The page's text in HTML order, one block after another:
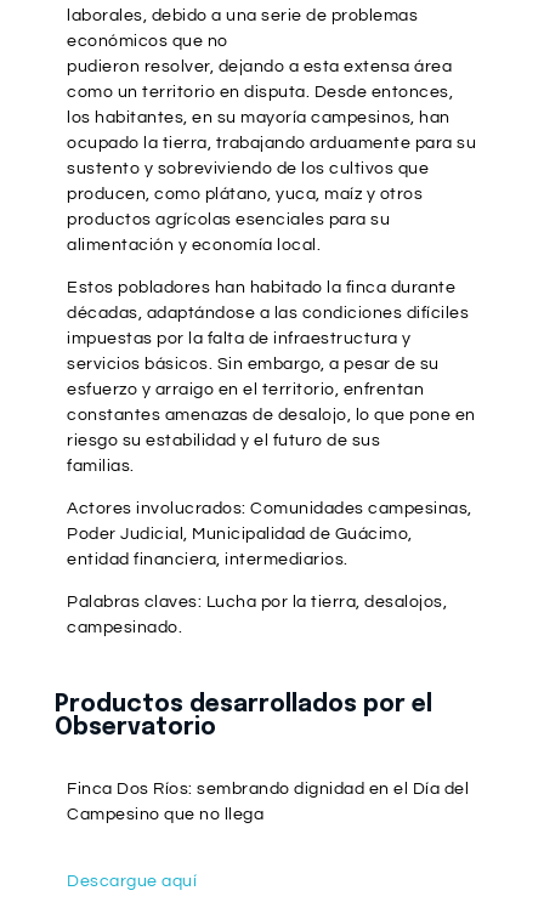
laborales, debido a una serie de problemas
económicos que no
pudieron resolver, dejando a esta extensa área
como un territorio en disputa. Desde entonces,
los habitantes, en su mayoría campesinos, han
ocupado la tierra, trabajando arduamente para su
sustento y sobreviviendo de los cultivos que
producen, como plátano, yuca, maíz y otros
productos agrícolas esenciales para su
alimentación y economía local.
Estos pobladores han habitado la finca durante
décadas, adaptándose a las condiciones difíciles
impuestas por la falta de infraestructura y
servicios básicos. Sin embargo, a pesar de su
esfuerzo y arraigo en el territorio, enfrentan
constantes amenazas de desalojo, lo que pone en
riesgo su estabilidad y el futuro de sus
familias.
Actores involucrados: Comunidades campesinas,
Poder Judicial, Municipalidad de Guácimo,
entidad financiera, intermediarios.
Palabras claves: Lucha por la tierra, desalojos,
campesinado.
Productos desarrollados por el
Observatorio
Finca Dos Ríos: sembrando dignidad en el Día del
Campesino que no llega
Descargue aquí